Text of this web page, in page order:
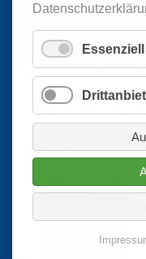
Fliegerfest
Unser diesjähriges
2026 statt.
Essenziell